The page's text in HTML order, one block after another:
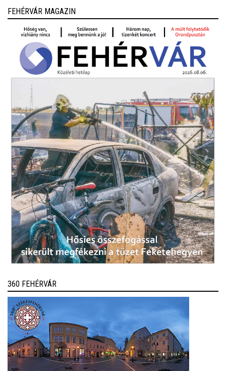
FEHÉRVÁR MAGAZIN
360 FEHÉRVÁR